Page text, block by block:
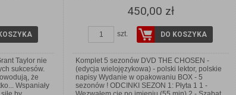
Taylor nie
sukcesów.
że
Wspaniały
450,00 zł
szt. DO KOSZYKA
Komplet 5 sezonów DVD THE CHOSEN -
(edycja wielojęzykowa) - polski lektor, polskie
napisy Wydanie w opakowaniu BOX - 5
sezonów ! ODCINKI SEZON 1: Płyta 1 1 -